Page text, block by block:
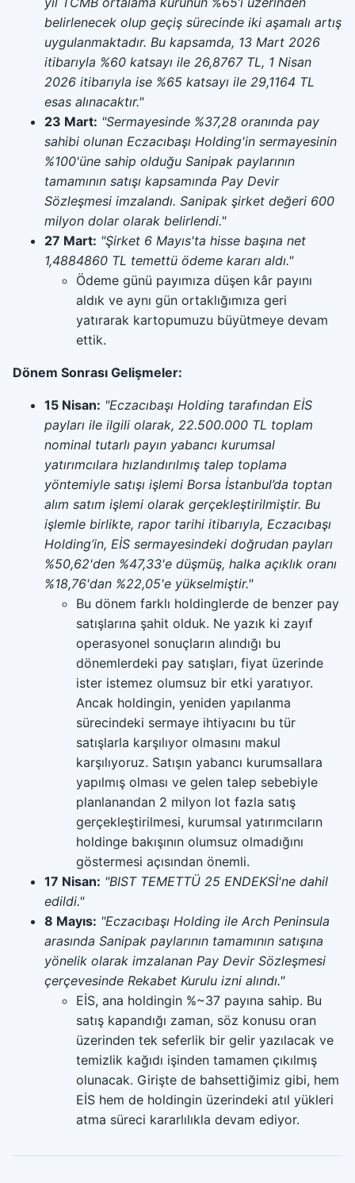
belirlenecek olup geçiş sürecinde iki aşamalı artış
uygulanmaktadır. Bu kapsamda, 13 Mart 2026
itibarıyla %60 katsayı ile 26,8767 TL, 1 Nisan
2026 itibarıyla ise %65 katsayı ile 29,1164 TL
esas alınacaktır."
23 Mart: "Sermayesinde %37,28 oranında pay
sahibi olunan Eczacıbaşı Holding'in sermayesinin
%100'üne sahip olduğu Sanipak paylarının
tamamının satışı kapsamında Pay Devir
Sözleşmesi imzalandı. Sanipak şirket değeri 600
milyon dolar olarak belirlendi."
27 Mart: "Şirket 6 Mayıs'ta hisse başına net
1,4884860 TL temettü ödeme kararı aldı."
Ödeme günü payımıza düşen kâr payını
aldık ve aynı gün ortaklığımıza geri
yatırarak kartopumuzu büyütmeye devam
ettik.
Dönem Sonrası Gelişmeler:
15 Nisan: "Eczacıbaşı Holding tarafından EİS
payları ile ilgili olarak, 22.500.000 TL toplam
nominal tutarlı payın yabancı kurumsal
yatırımcılara hızlandırılmış talep toplama
yöntemiyle satışı işlemi Borsa İstanbul’da toptan
alım satım işlemi olarak gerçekleştirilmiştir. Bu
işlemle birlikte, rapor tarihi itibarıyla, Eczacıbaşı
Holding’in, EİS sermayesindeki doğrudan payları
%50,62'den %47,33'e düşmüş, halka açıklık oranı
%18,76'dan %22,05'e yükselmiştir."
Bu dönem farklı holdinglerde de benzer pay
satışlarına şahit olduk. Ne yazık ki zayıf
operasyonel sonuçların alındığı bu
dönemlerdeki pay satışları, fiyat üzerinde
ister istemez olumsuz bir etki yaratıyor.
Ancak holdingin, yeniden yapılanma
sürecindeki sermaye ihtiyacını bu tür
satışlarla karşılıyor olmasını makul
karşılıyoruz. Satışın yabancı kurumsallara
yapılmış olması ve gelen talep sebebiyle
planlanandan 2 milyon lot fazla satış
gerçekleştirilmesi, kurumsal yatırımcıların
holdinge bakışının olumsuz olmadığını
göstermesi açısından önemli.
17 Nisan: "BIST TEMETTÜ 25 ENDEKSİ'ne dahil
edildi."
8 Mayıs: "Eczacıbaşı Holding ile Arch Peninsula
arasında Sanipak paylarının tamamının satışına
yönelik olarak imzalanan Pay Devir Sözleşmesi
çerçevesinde Rekabet Kurulu izni alındı."
EİS, ana holdingin %~37 payına sahip. Bu
satış kapandığı zaman, söz konusu oran
üzerinden tek seferlik bir gelir yazılacak ve
temizlik kağıdı işinden tamamen çıkılmış
olunacak. Girişte de bahsettiğimiz gibi, hem
EİS hem de holdingin üzerindeki atıl yükleri
atma süreci kararlılıkla devam ediyor.